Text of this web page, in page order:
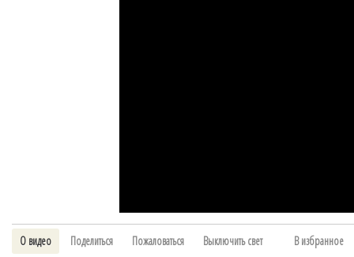
О видео Поделиться Пожаловаться Выключить свет В избранное